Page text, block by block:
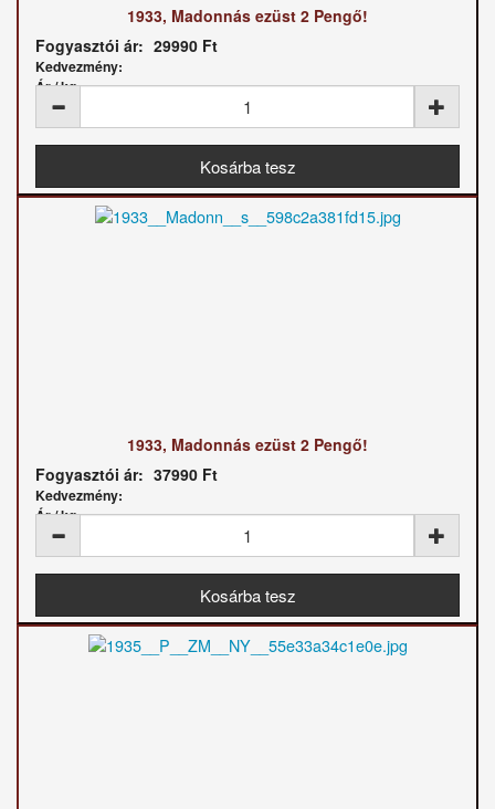
1933, Madonnás ezüst 2 Pengő!
Fogyasztói ár: 29990 Ft
Kedvezmény:
Ár / kg:
1933, Madonnás ezüst 2 Pengő!
Fogyasztói ár: 37990 Ft
Kedvezmény:
Ár / kg: